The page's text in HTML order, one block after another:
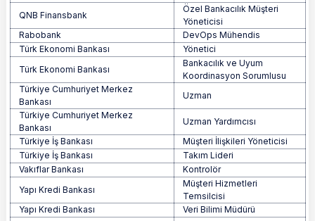
QNB Finansbank
Özel Bankacılık Müşteri
Yöneticisi
Rabobank
DevOps Mühendis
Türk Ekonomi Bankası
Yönetici
Türk Ekonomi Bankası
Bankacılık ve Uyum
Koordinasyon Sorumlusu
Türkiye Cumhuriyet Merkez
Bankası
Uzman
Türkiye Cumhuriyet Merkez
Bankası
Uzman Yardımcısı
Türkiye İş Bankası
Müşteri İlişkileri Yöneticisi
Türkiye İş Bankası
Takım Lideri
Vakıflar Bankası
Kontrolör
Yapı Kredi Bankası
Müşteri Hizmetleri
Temsilcisi
Yapı Kredi Bankası
Veri Bilimi Müdürü